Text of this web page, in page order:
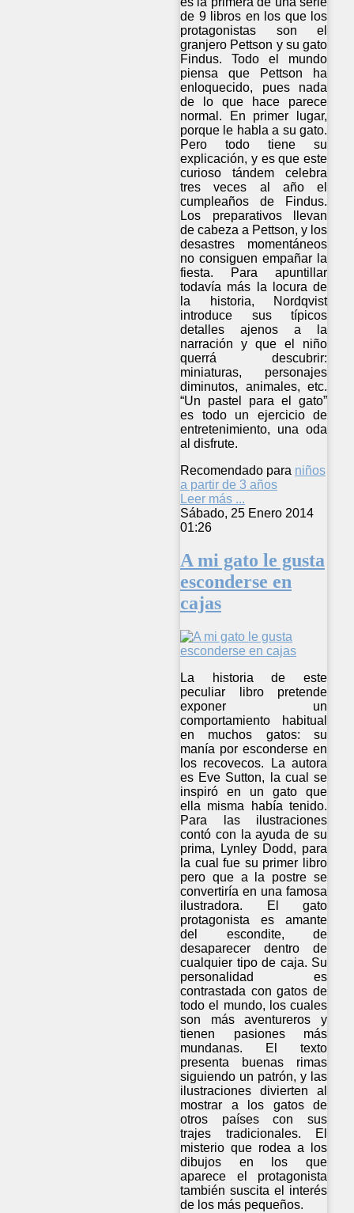
de 9 libros en los que los
protagonistas son el
granjero Pettson y su gato
Findus. Todo el mundo
piensa que Pettson ha
enloquecido, pues nada
de lo que hace parece
normal. En primer lugar,
porque le habla a su gato.
Pero todo tiene su
explicación, y es que este
curioso tándem celebra
tres veces al año el
cumpleaños de Findus.
Los preparativos llevan
de cabeza a Pettson, y los
desastres momentáneos
no consiguen empañar la
fiesta. Para apuntillar
todavía más la locura de
la historia, Nordqvist
introduce sus típicos
detalles ajenos a la
narración y que el niño
querrá descubrir:
miniaturas, personajes
diminutos, animales, etc.
“Un pastel para el gato”
es todo un ejercicio de
entretenimiento, una oda
al disfrute.
Recomendado para niños
a partir de 3 años
Leer más ...
Sábado, 25 Enero 2014
01:26
A mi gato le gusta
esconderse en
cajas
La historia de este
peculiar libro pretende
exponer un
comportamiento habitual
en muchos gatos: su
manía por esconderse en
los recovecos. La autora
es Eve Sutton, la cual se
inspiró en un gato que
ella misma había tenido.
Para las ilustraciones
contó con la ayuda de su
prima, Lynley Dodd, para
la cual fue su primer libro
pero que a la postre se
convertiría en una famosa
ilustradora. El gato
protagonista es amante
del escondite, de
desaparecer dentro de
cualquier tipo de caja. Su
personalidad es
contrastada con gatos de
todo el mundo, los cuales
son más aventureros y
tienen pasiones más
mundanas. El texto
presenta buenas rimas
siguiendo un patrón, y las
ilustraciones divierten al
mostrar a los gatos de
otros países con sus
trajes tradicionales. El
misterio que rodea a los
dibujos en los que
aparece el protagonista
también suscita el interés
de los más pequeños.